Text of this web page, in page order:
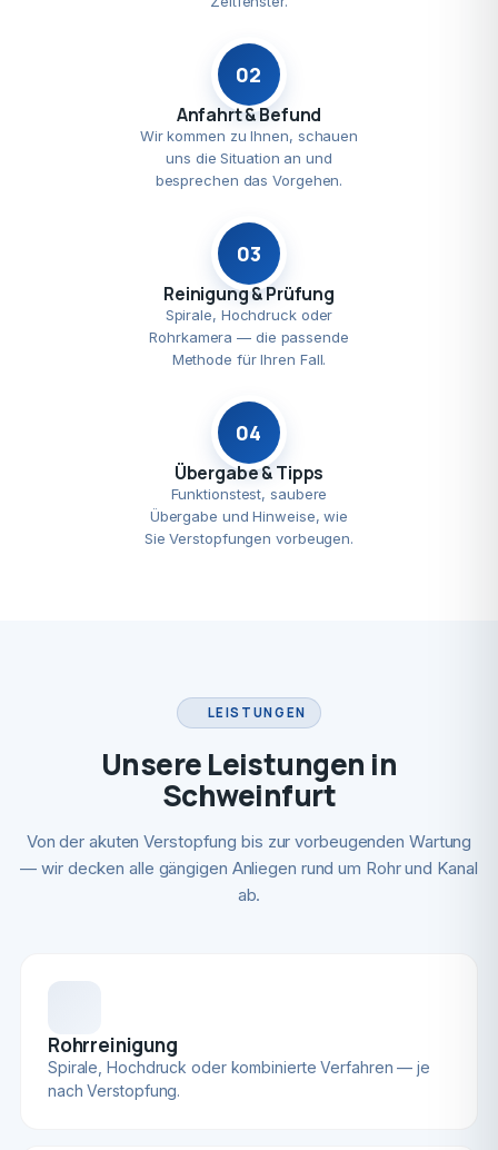
02
Anfahrt & Befund
Wir kommen zu Ihnen, schauen
uns die Situation an und
besprechen das Vorgehen.
03
Reinigung & Prüfung
Spirale, Hochdruck oder
Rohrkamera — die passende
Methode für Ihren Fall.
04
Übergabe & Tipps
Funktionstest, saubere
Übergabe und Hinweise, wie
Sie Verstopfungen vorbeugen.
LEISTUNGEN
Unsere Leistungen in
Schweinfurt
Von der akuten Verstopfung bis zur vorbeugenden Wartung
— wir decken alle gängigen Anliegen rund um Rohr und Kanal
ab.
Rohrreinigung
Spirale, Hochdruck oder kombinierte Verfahren — je
nach Verstopfung.